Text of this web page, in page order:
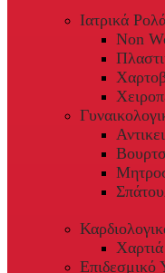
Ιατρικά
Non
Επιδεσμικό